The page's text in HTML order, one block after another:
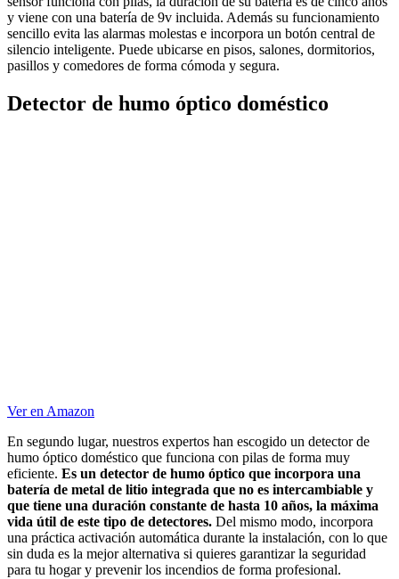
y viene con una batería de 9v incluida. Además su funcionamiento
sencillo evita las alarmas molestas e incorpora un botón central de
silencio inteligente. Puede ubicarse en pisos, salones, dormitorios,
pasillos y comedores de forma cómoda y segura.
Detector de humo óptico doméstico
Ver en Amazon
En segundo lugar, nuestros expertos han escogido un detector de
humo óptico doméstico que funciona con pilas de forma muy
eficiente. Es un detector de humo óptico que incorpora una
batería de metal de litio integrada que no es intercambiable y
que tiene una duración constante de hasta 10 años, la máxima
vida útil de este tipo de detectores. Del mismo modo, incorpora
una práctica activación automática durante la instalación, con lo que
sin duda es la mejor alternativa si quieres garantizar la seguridad
para tu hogar y prevenir los incendios de forma profesional.